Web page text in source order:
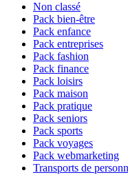
Non classé
Pack bien-être
Pack enfance
Pack entreprises
Pack fashion
Pack finance
Pack loisirs
Pack maison
Pack pratique
Pack seniors
Pack sports
Pack voyages
Pack webmarketing
Transports de